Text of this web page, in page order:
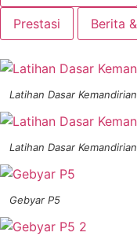
Prestasi Berita
Latihan Dasar Kemandirian
Latihan Dasar Kemandirian
Gebyar P5